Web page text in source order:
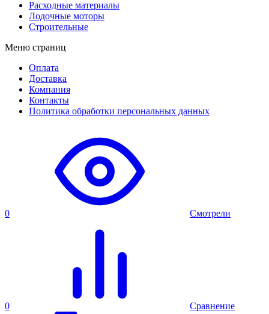
Расходные материалы
Лодочные моторы
Строительные
Меню страниц
Оплата
Доставка
Компания
Контакты
Политика обработки персональных данных
0 Смотрели
0 Сравнение